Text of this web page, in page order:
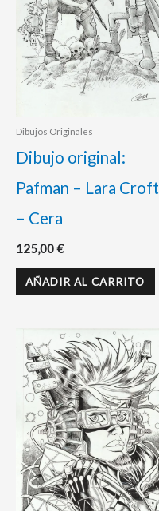
Dibujos Originales
Dibujo original:
Pafman – Lara Croft
– Cera
125,00€
AÑADIR AL CARRITO